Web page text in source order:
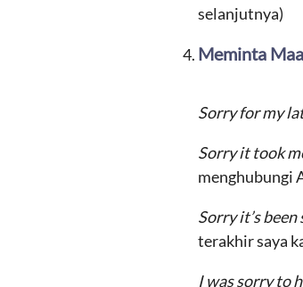
selanjutnya)
Meminta
Sorry for my
Sorry it took
menghubungi
Sorry it’s
terakhir saya
I was sorry to